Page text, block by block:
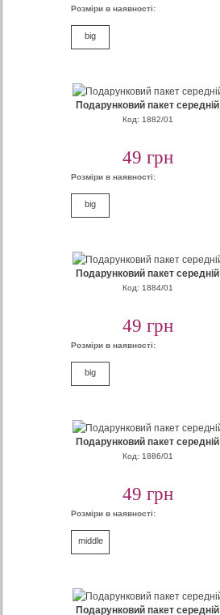
Розміри в наявності:
big
Подарунковий пакет середній
Код: 1882/01
49 грн
Розміри в наявності:
big
Подарунковий пакет середній
Код: 1884/01
49 грн
Розміри в наявності:
big
Подарунковий пакет середній
Код: 1886/01
49 грн
Розміри в наявності:
middle
Подарунковий пакет середній